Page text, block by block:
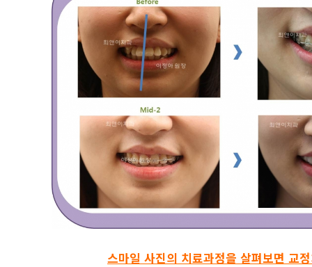
스마일 사진의 치료과정을 살펴보면 교